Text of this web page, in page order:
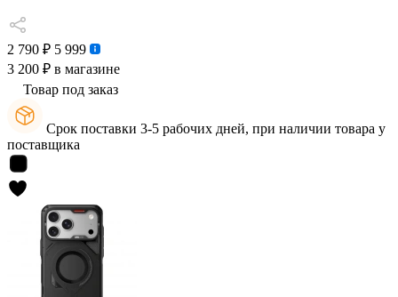
2 790 ₽ 5 999
3 200 ₽ в магазине
Товар под заказ
Срок поставки 3-5 рабочих дней, при наличии товара у
поставщика